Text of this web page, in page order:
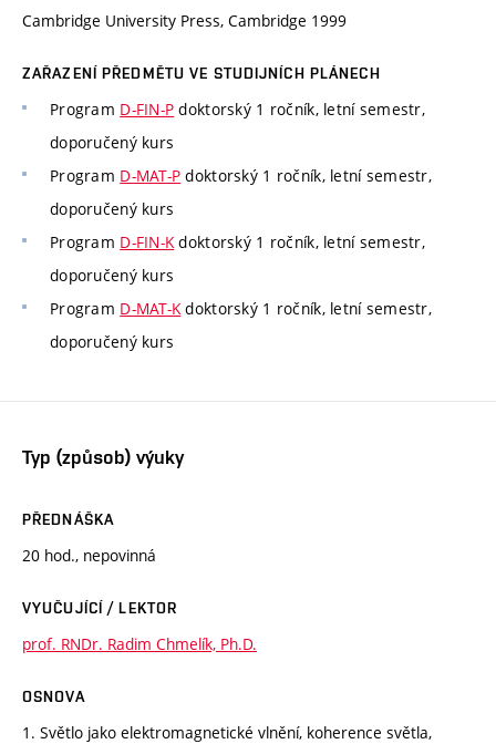
Cambridge University Press, Cambridge 1999
ZAŘAZENÍ PŘEDMĚTU VE STUDIJNÍCH PLÁNECH
Program D-FIN-P doktorský 1 ročník, letní semestr,
doporučený kurs
Program D-MAT-P doktorský 1 ročník, letní semestr,
doporučený kurs
Program D-FIN-Kdoktorský 1 ročník, letní semestr,
doporučený kurs
Program D-MAT-Kdoktorský 1 ročník, letní semestr,
doporučený kurs
Typ (způsob) výuky
PŘEDNÁŠKA
20 hod., nepovinná
VYUČUJÍCÍ / LEKTOR
prof. RNDr. Radim Chmelík, Ph.D.
OSNOVA
1. Světlo jako elektromagnetické vlnění, koherence světla,